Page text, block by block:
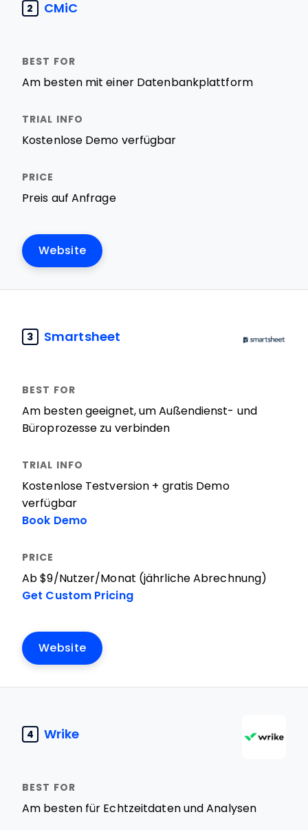
2 CMiC
Am besten mit einer Datenbankplattform
Kostenlose Demo verfügbar
Preis auf Anfrage
Website
3 Smartsheet
Am besten geeignet, um Außendienst- und
Büroprozesse zu verbinden
Kostenlose Testversion + gratis Demo
verfügbar
Book Demo
Ab $9/Nutzer/Monat (jährliche Abrechnung)
Get Custom Pricing
Website
4 Wrike
Am besten für Echtzeitdaten und Analysen